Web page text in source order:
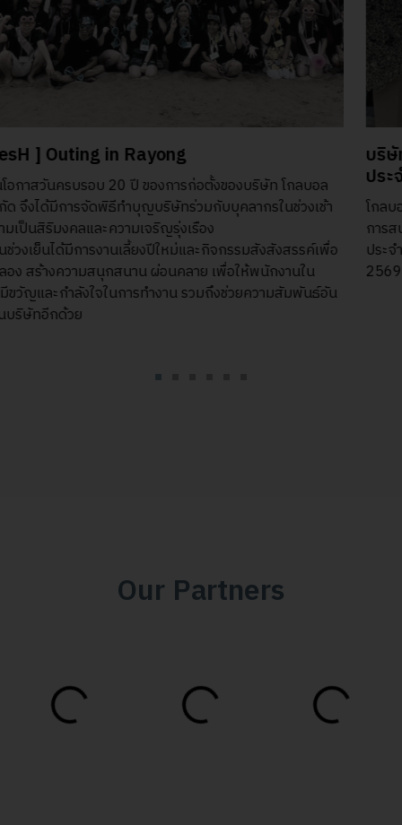
บริษัท โกลบอล เมช จํากัด จัดกิจกรรมตรวจสุขภาพ
ประจําปีให้กับพนักงาน
โกลบอล เมช จำกัด ให้ความสำคัญกับบุลคากรภายในบริษัท จึงได้มี
การสนับสนุนและใช้บริการรถตรวจสุขภาพเคลื่อนที่เพื่อตรวจสุขภาพ
ประจำปีให้กับบุคลากรทุกท่านภายในบริษัท เมื่อวันที่ 1 มิถุนายน
2569